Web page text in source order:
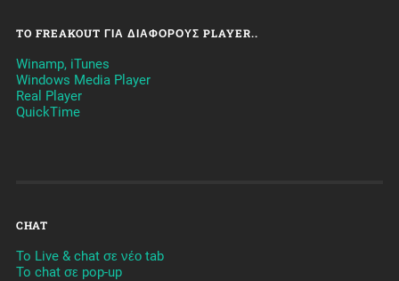
TO FREAKOUT ΓΙΑ ΔΙΆΦΟΡΟΥΣ PLAYER..
Winamp, iTunes
Windows Media Player
Real Player
QuickTime
CHAT
To Live & chat σε νέο tab
To chat σε pop-up